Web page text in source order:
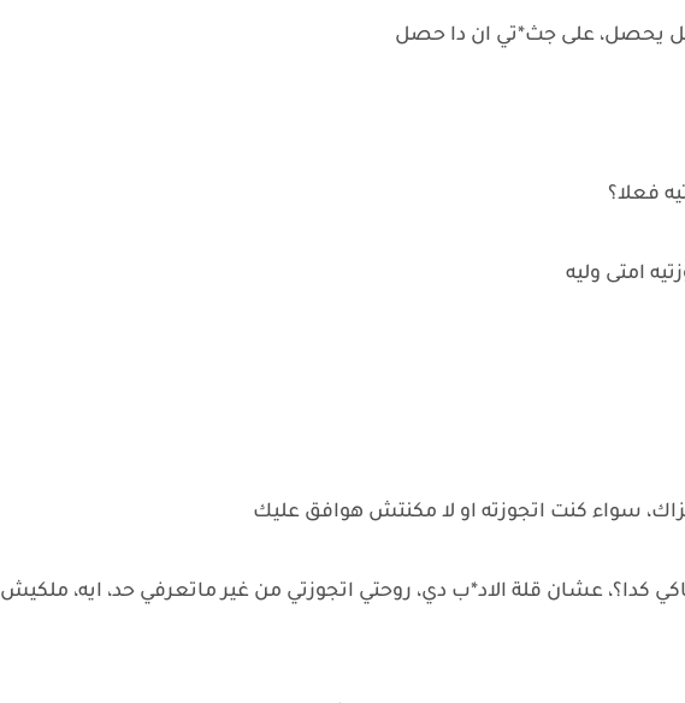
يحصل، على جث*تي ان دا حصل
فعلا؟
امتى وليه
سواء كنت اتجوزته او لا مكنتش هوافق عليك
كدا؟، عشان قلة الاد*ب دي، روحتي اتجوزتي من غير ماتعرفي حد، ايه، ملكيش